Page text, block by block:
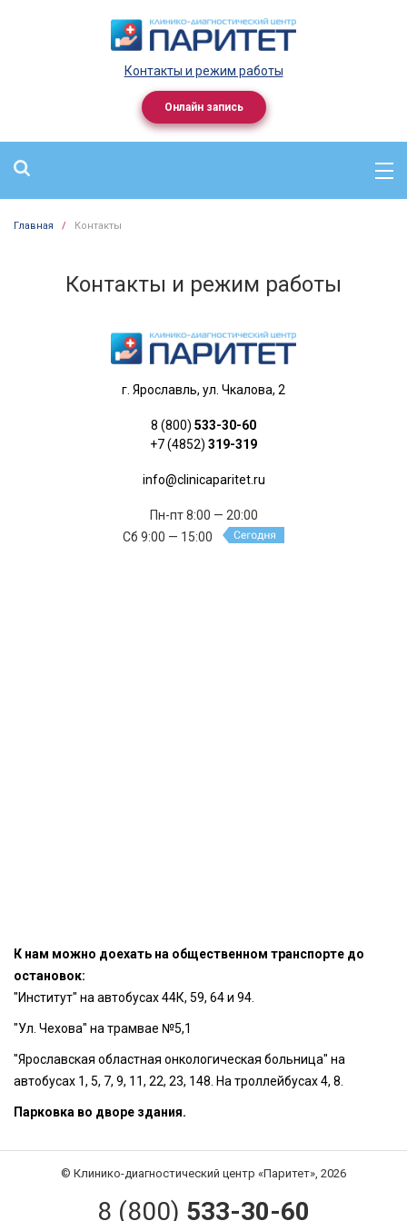
Контакты и режим работы
Онлайн запись
Главная / Контакты
Контакты и режим работы
г. Ярославль, ул. Чкалова, 2
8 (800) 533-30-60
+7 (4852) 319-319
info@clinicaparitet.ru
Пн-пт 8:00 — 20:00
Сб 9:00 — 15:00
К нам можно доехать на общественном транспорте до
остановок:
"Институт" на автобусах 44К, 59, 64 и 94.
"Ул. Чехова" на трамвае №5,1
"Ярославская областная онкологическая больница" на
автобусах 1, 5, 7, 9, 11, 22, 23, 148. На троллейбусах 4, 8.
Парковка во дворе здания.
© Клинико-диагностический центр «Паритет», 2026
8 (800) 533-30-60